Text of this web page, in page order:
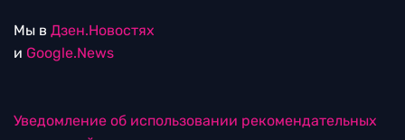
Мы в Дзен.Новостях
и Google.News
Уведомление об использовании рекомендательных